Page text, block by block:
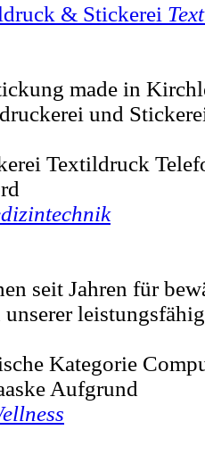
& Stickerei
made in
und
Textildruck
seit Jahren für
Kategorie
Aufgrund